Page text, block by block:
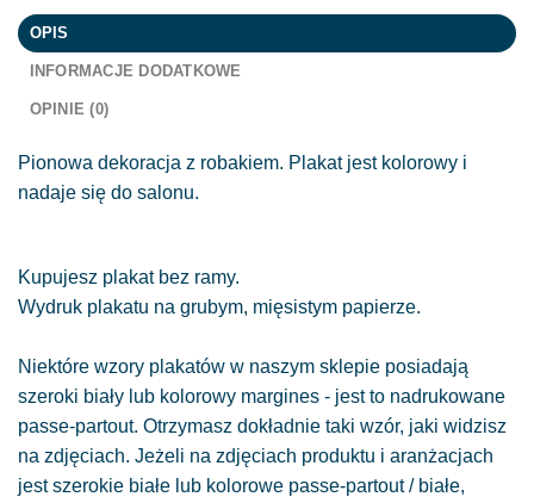
OPIS
INFORMACJE DODATKOWE
OPINIE (0)
Pionowa dekoracja z robakiem. Plakat jest kolorowy i
nadaje się do salonu.
Kupujesz plakat bez ramy.
Wydruk plakatu na grubym, mięsistym papierze.
Niektóre wzory plakatów w naszym sklepie posiadają
szeroki biały lub kolorowy margines - jest to nadrukowane
passe-partout. Otrzymasz dokładnie taki wzór, jaki widzisz
na zdjęciach. Jeżeli na zdjęciach produktu i aranżacjach
jest szerokie białe lub kolorowe passe-partout / białe,